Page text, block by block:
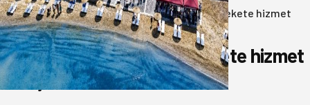
Anasayfa/Gündem/Akın: Benim derdim memlekete hizmet
hemşerim!
Akın: Benim derdim memlekete hizmet
hemşerim!